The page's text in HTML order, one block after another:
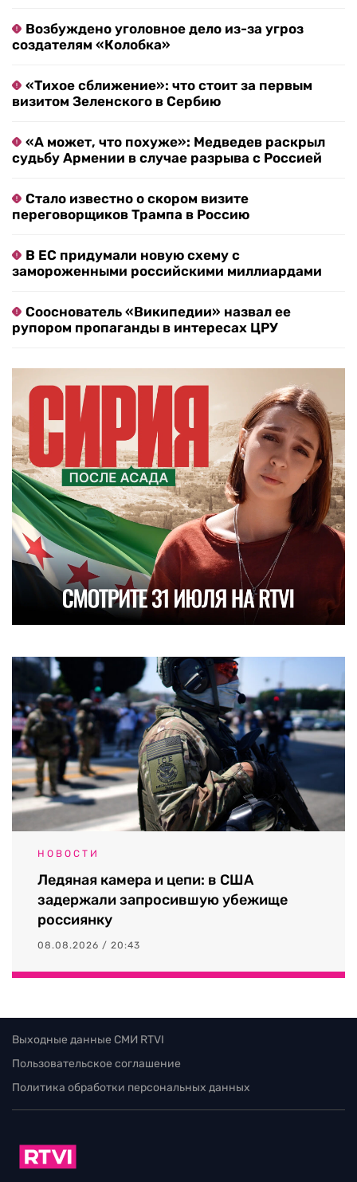
Возбуждено уголовное дело из-за угроз
создателям «Колобка»
«Тихое сближение»: что стоит за первым
визитом Зеленского в Сербию
«А может, что похуже»: Медведев раскрыл
судьбу Армении в случае разрыва с Россией
Стало известно о скором визите
переговорщиков Трампа в Россию
В ЕС придумали новую схему с
замороженными российскими миллиардами
Сооснователь «Википедии» назвал ее
рупором пропаганды в интересах ЦРУ
НОВОСТИ
Ледяная камера и цепи: в США
задержали запросившую убежище
россиянку
08.08.2026 / 20:43
Выходные данные СМИ RTVI
Пользовательское соглашение
Политика обработки персональных данных